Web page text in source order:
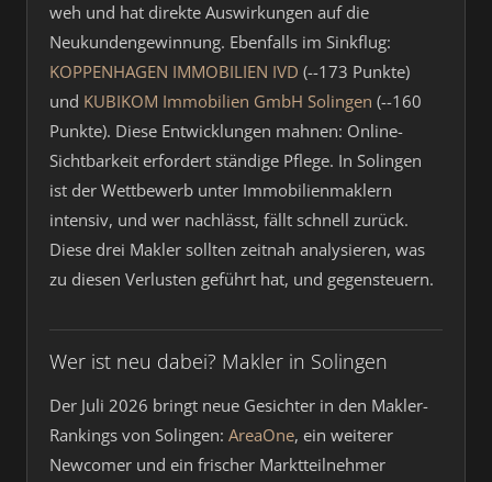
weh und hat direkte Auswirkungen auf die
Neukundengewinnung. Ebenfalls im Sinkflug:
KOPPENHAGEN IMMOBILIEN IVD (--173 Punkte)
und KUBIKOM Immobilien GmbH Solingen (--160
Punkte). Diese Entwicklungen mahnen: Online-
Sichtbarkeit erfordert ständige Pflege. In Solingen
ist der Wettbewerb unter Immobilienmaklern
intensiv, und wer nachlässt, fällt schnell zurück.
Diese drei Makler sollten zeitnah analysieren, was
zu diesen Verlusten geführt hat, und gegensteuern.
Wer ist neu dabei? Makler in Solingen
Der Juli 2026 bringt neue Gesichter in den Makler-
Rankings von Solingen: AreaOne, ein weiterer
Newcomer und ein frischer Marktteilnehmer